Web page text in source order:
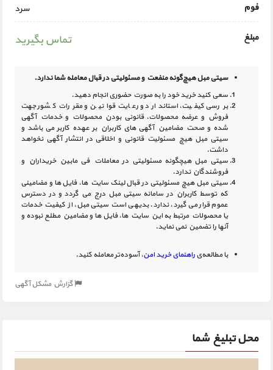
فوم سرد
مبلغ تماس بگیرید
سیتی مبل هیچ‌گونه منفعت و مسئولیتی درقبال معامله شما ندارد.
سعی کنید خرید خود را به صورت حضوری انجام دهید.
بررسی کیفیت، استاندارد و رعایت قوانین و مقررات کشور جهت
فروش و عرضه محصولات، قانونی بودن محصولات و خدمات آگهی
شده و صحت مضامین آگهی‏ های کاربران بر عهده کاربر می باشد و
سیتی مبل هیچ مسئولیت قانونی و اخلاقی در انتشار آگهی نخواهد
داشت.
سیتی مبل هیچگونه مسئولیتی در معاملات فی مابین خریداران و
فروشندگان ندارد.
سیتی مبل هیچ مسئولیتی در قبال لینک‏ سایت ‏ها، فایل ‏ها و مضامینی
که توسط کاربران در سامانه‏ سیتی مبل درج می گردد و در دسترس
عموم قرار می گیرد، ندارد. بدیهی است سیتی مبل، از کیفیت خدمات
یا محصولات مرتبط به این سایت‏ ها، فایل ها و مضامین مطلع نبوده و
آنها را تضمین نمی نماید.
با مطالعه‌یراهنمای خرید امن، آسوده‌تر معامله کنید.
گزارش مشکل آگهی
محل تبلیغ شما